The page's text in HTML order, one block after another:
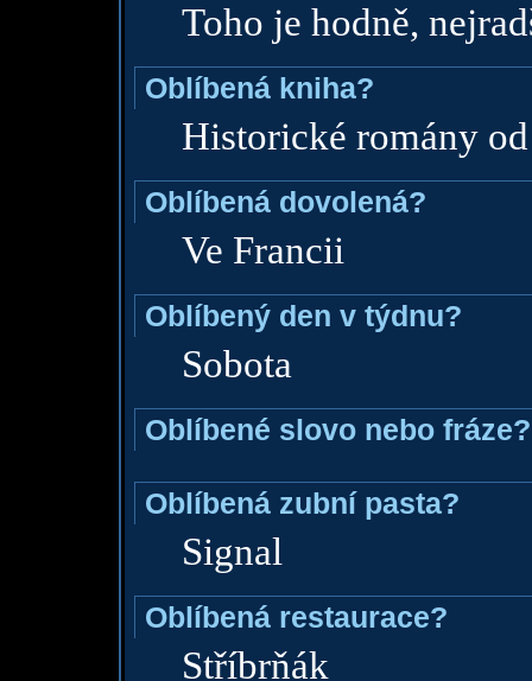
Toho je hodně,
Oblíbená kniha?
Historické romány
Oblíbená dovolená?
Ve Francii
Oblíbený den v týdnu?
Sobota
Oblíbené slovo nebo fráze?
Oblíbená zubní pasta?
Signal
Oblíbená restaurace?
Stříbrňák